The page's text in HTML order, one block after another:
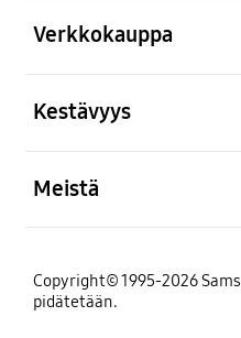
Verkkokauppa
Kestävyys
Meistä
Copyright© 1995-2026
pidätetään.